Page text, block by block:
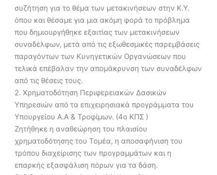
συζήτηση για το θέμα των μετακινήσεων στην Κ.Υ.
όπου και θέσαμε για μια ακόμη φορά το πρόβλημα
που δημιουργήθηκε εξαιτίας των μετακινήσεων
συναδέλφων, μετά από τις εξωθεσμικές παρεμβάσεις
παραγόντων των Κυνηγετικών Οργανώσεων που
τελικά επέβαλαν την απομάκρυνση των συναδέλφων
από τις θέσεις τους.
2. Χρηματοδότηση Περιφερειακών Δασικών
Υπηρεσιών από τα επιχειρησιακά προγράμματα του
Υπουργείου Α.Α & Τροφίμων. (4ο ΚΠΣ )
Ζητήθηκε η αναθεώρηση του πλαισίου
χρηματοδότησης του Τομέα, η αποσαφήνιση του
τρόπου διαχείρισης των προγραμμάτων και η
επαρκής εξασφάλιση πόρων για τα δάση.